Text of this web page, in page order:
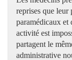
reprises que leur
paramédicaux et
activité est
partagent le
administrative